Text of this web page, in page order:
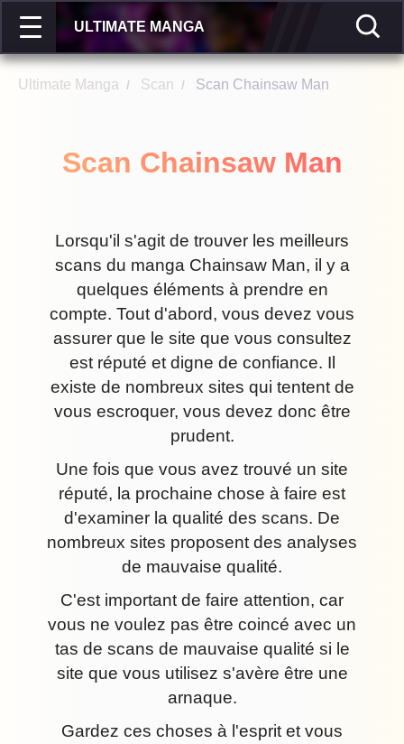
ULTIMATE MANGA
Ultimate Manga / Scan / Scan Chainsaw Man
Scan Chainsaw Man
Lorsqu'il s'agit de trouver les meilleurs
scans du manga Chainsaw Man, il y a
quelques éléments à prendre en
compte. Tout d'abord, vous devez vous
assurer que le site que vous consultez
est réputé et digne de confiance. Il
existe de nombreux sites qui tentent de
vous escroquer, vous devez donc être
prudent.
Une fois que vous avez trouvé un site
réputé, la prochaine chose à faire est
d'examiner la qualité des scans. De
nombreux sites proposent des analyses
de mauvaise qualité.
C'est important de faire attention, car
vous ne voulez pas être coincé avec un
tas de scans de mauvaise qualité si le
site que vous utilisez s'avère être une
arnaque.
Gardez ces choses à l'esprit et vous